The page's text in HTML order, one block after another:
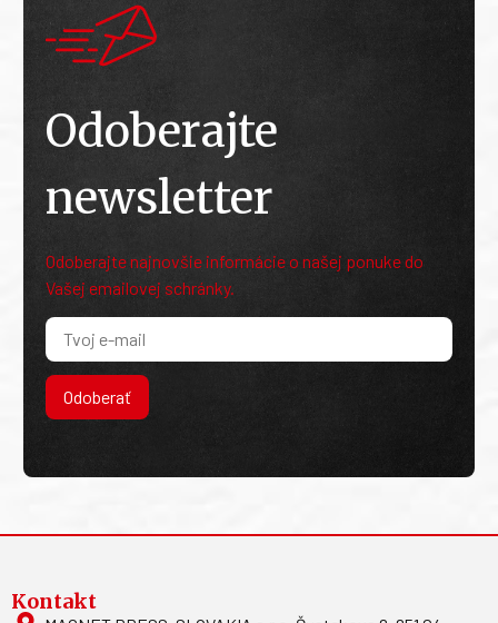
Odoberajte
newsletter
Odoberajte najnovšie informácie o našej ponuke do
Vašej emailovej schránky.
Odoberať
Kontakt